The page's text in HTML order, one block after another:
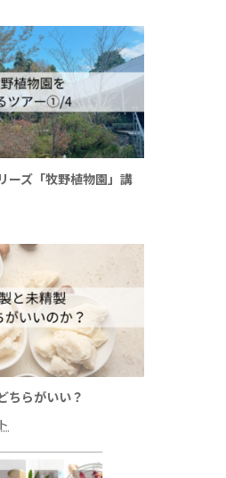
ーズ「牧野植物園」講
らがいい？